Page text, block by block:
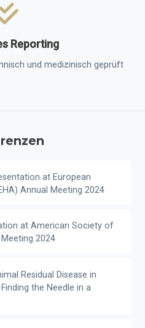
Reporting
und medizinisch geprüft
at European
Annual Meeting 2024
at American Society of
2024
Residual Disease in
the Needle in a